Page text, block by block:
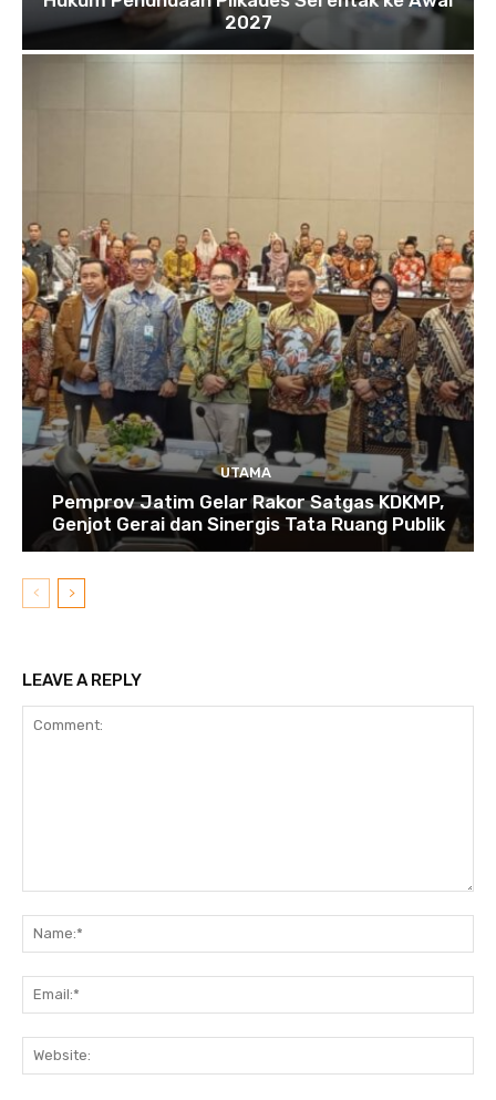
2027
UTAMA
Pemprov Jatim Gelar Rakor Satgas KDKMP,
Genjot Gerai dan Sinergis Tata Ruang Publik
LEAVE A REPLY